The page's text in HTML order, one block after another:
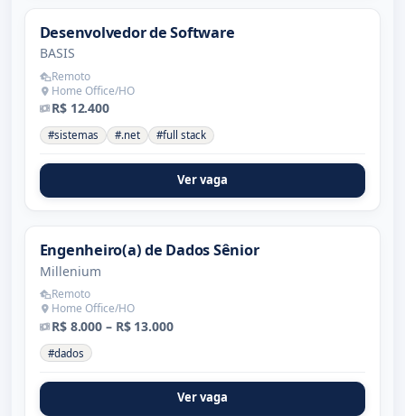
Desenvolvedor de Software
BASIS
Remoto
Home Office/HO
R$ 12.400
#sistemas #.net #full stack
Ver vaga
Engenheiro(a) de Dados Sênior
Millenium
Remoto
Home Office/HO
R$ 8.000 – R$ 13.000
#dados
Ver vaga